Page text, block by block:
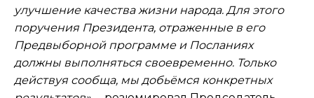
улучшение качества жизни народа. Для этого
поручения Президента, отраженные в его
Предвыборной программе и Посланиях
должны выполняться своевременно. Только
действуя сообща, мы добьёмся конкретных